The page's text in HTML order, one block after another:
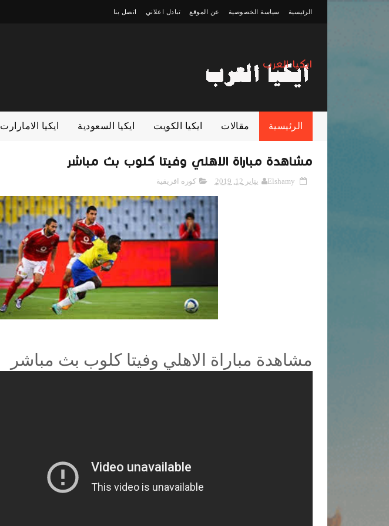
الرئيسية سياسة الخصوصية عن الموقع تبادل اعلاني اتصل بنا
ايكيا العرب
الرئيسية مقالات ايكيا الكويت ايكيا السعودية ايكيا الامارارت
مشاهدة مباراة الاهلي وفيتا كلوب بث مباشر
Elshamy يناير 12, 2019 كوره افريقية
مشاهدة مباراة الاهلي وفيتا كلوب بث مباشر